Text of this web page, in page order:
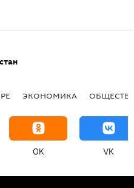
ЭКОНОМИКА
OK VK